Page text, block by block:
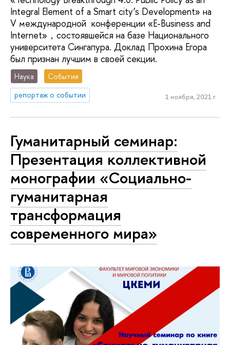
Integral Element of a Smart city’s Development» на
V международной конференции «E-Business and
Internet»，состоявшейся на базе Национального
университета Сингапура. Доклад Прохина Егора
был признан лучшим в своей секции.
Наука
События
репортаж о событии
1 ноября, 2021 г.
Гуманитарный семинар:
Презентация коллективной
монографии «Социально-
гуманитарная
трансформация
современного мира»